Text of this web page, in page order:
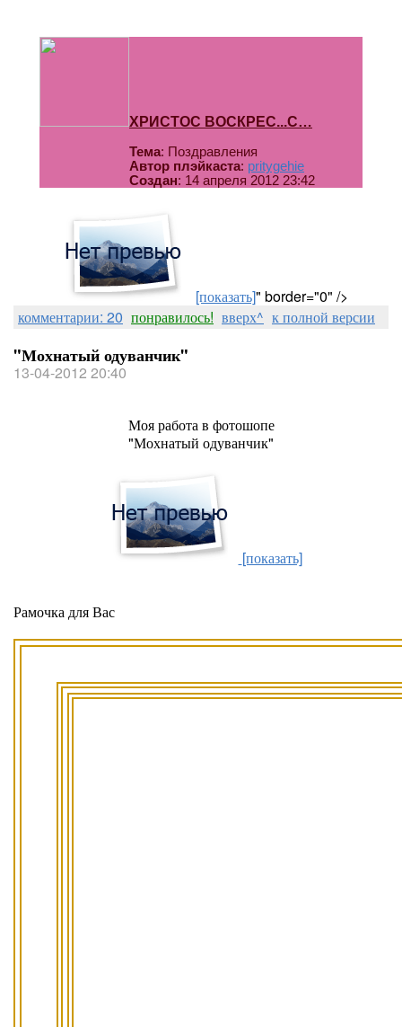
ХРИСТОС ВОСКРЕС...С…
Тема: Поздравления
Автор плэйкаста: pritygehie
Создан: 14 апреля 2012 23:42
[показать]" border="0" />
комментарии: 20 понравилось! вверх^ к полной версии
"Мохнатый одуванчик"
13-04-2012 20:40
Моя работа в фотошопе
"Мохнатый одуванчик"
[показать]
Рамочка для Вас